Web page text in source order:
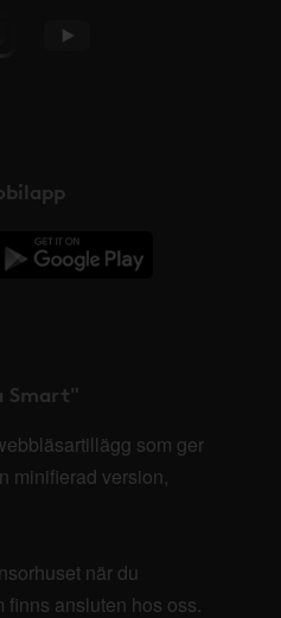
Smart"
som ger
minifierad version,
när du
finns ansluten hos oss.